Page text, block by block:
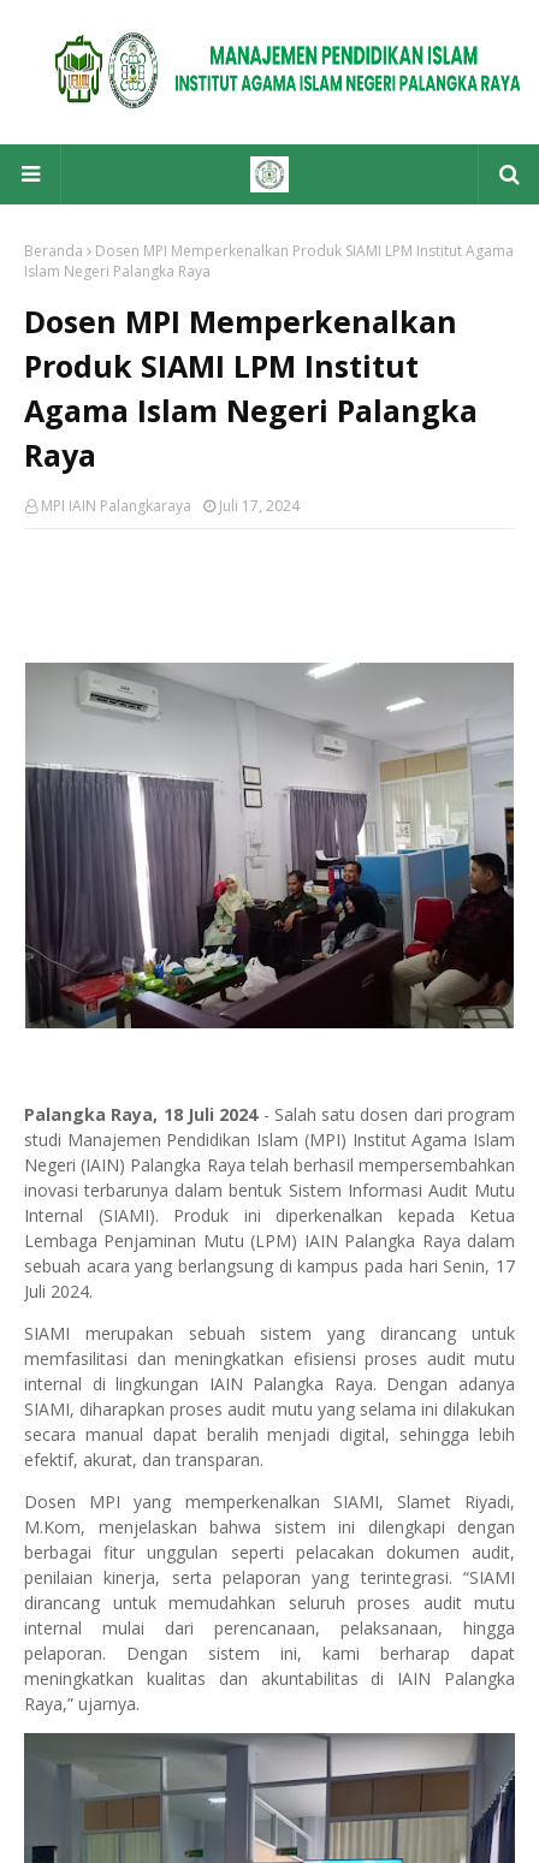
Beranda
Dosen MPI Memperkenalkan Produk SIAMI LPM Institut Agama
Islam Negeri Palangka Raya
Dosen MPI Memperkenalkan
Produk SIAMI LPM Institut
Agama Islam Negeri Palangka
Raya
MPI IAIN Palangkaraya Juli 17, 2024
Palangka Raya, 18 Juli 2024- Salah satu dosen dari program
studi Manajemen Pendidikan Islam (MPI) Institut Agama Islam
Negeri (IAIN) Palangka Raya telah berhasil mempersembahkan
inovasi terbarunya dalam bentuk Sistem Informasi Audit Mutu
Internal (SIAMI). Produk ini diperkenalkan kepada Ketua
Lembaga Penjaminan Mutu (LPM) IAIN Palangka Raya dalam
sebuah acara yang berlangsung di kampus pada hari Senin, 17
Juli 2024.
SIAMI merupakan sebuah sistem yang dirancang untuk
memfasilitasi dan meningkatkan efisiensi proses audit mutu
internal di lingkungan IAIN Palangka Raya. Dengan adanya
SIAMI, diharapkan proses audit mutu yang selama ini dilakukan
secara manual dapat beralih menjadi digital, sehingga lebih
efektif, akurat, dan transparan.
Dosen MPI yang memperkenalkan SIAMI, Slamet Riyadi,
M.Kom, menjelaskan bahwa sistem ini dilengkapi dengan
berbagai fitur unggulan seperti pelacakan dokumen audit,
penilaian kinerja, serta pelaporan yang terintegrasi. “SIAMI
dirancang untuk memudahkan seluruh proses audit mutu
internal mulai dari perencanaan, pelaksanaan, hingga
pelaporan. Dengan sistem ini, kami berharap dapat
meningkatkan kualitas dan akuntabilitas di IAIN Palangka
Raya,” ujarnya.